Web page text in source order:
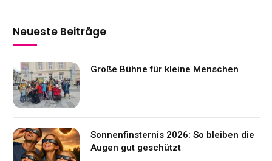
Neueste Beiträge
Große Bühne für kleine Menschen
Sonnenfinsternis 2026: So bleiben die
Augen gut geschützt